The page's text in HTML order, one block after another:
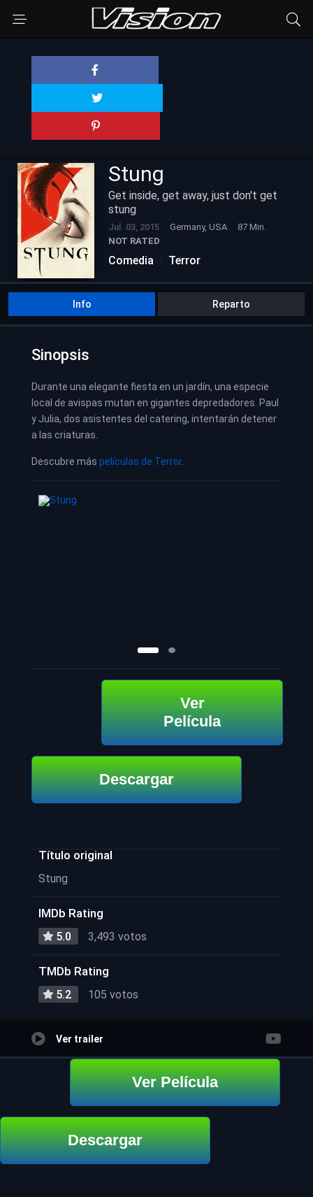
Stung
Get inside, get away, just don't get
stung
Jul. 03, 2015 Germany, USA
87 Min.
NOT RATED
Comedia Terror
Info Reparto
Sinopsis
Durante una elegante fiesta en un jardín, una especie
local de avispas mutan en gigantes depredadores. Paul
y Julia, dos asistentes del catering, intentarán detener
a las criaturas.
Descubre más películas de Terror.
Ver
Película
Descargar
Título original
Stung
IMDb Rating
5.0 3,493 votos
TMDb Rating
5.2 105 votos
Ver trailer
Ver Película
Descargar